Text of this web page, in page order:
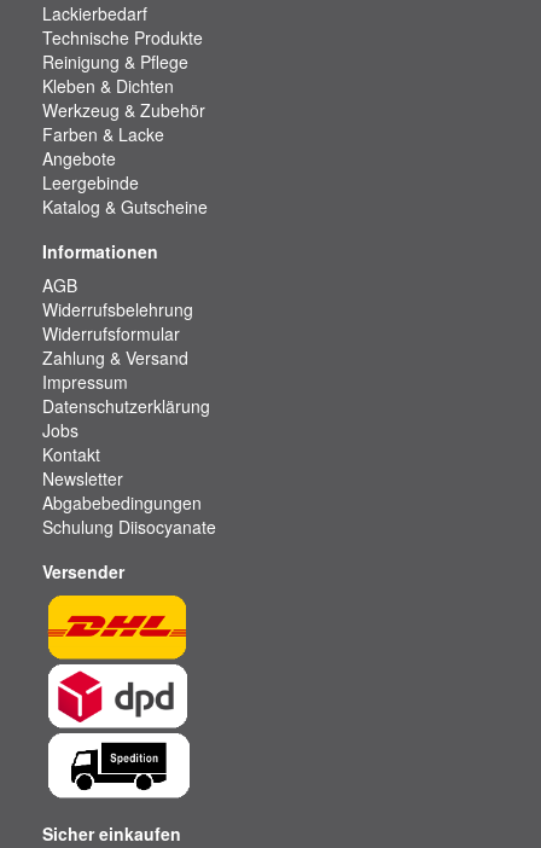
Lackierbedarf
Technische Produkte
Reinigung & Pflege
Kleben & Dichten
Werkzeug & Zubehör
Farben & Lacke
Angebote
Leergebinde
Katalog & Gutscheine
Informationen
AGB
Widerrufsbelehrung
Widerrufsformular
Zahlung & Versand
Impressum
Datenschutzerklärung
Jobs
Kontakt
Newsletter
Abgabebedingungen
Schulung Diisocyanate
Versender
Sicher einkaufen